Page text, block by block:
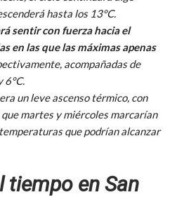
hasta los 13°C.
sentir con fuerza hacia el
en las que las máximas apenas
acompañadas de
6°C.
un leve ascenso térmico, con
martes y miércoles marcarían
que podrían alcanzar
tiempo en San